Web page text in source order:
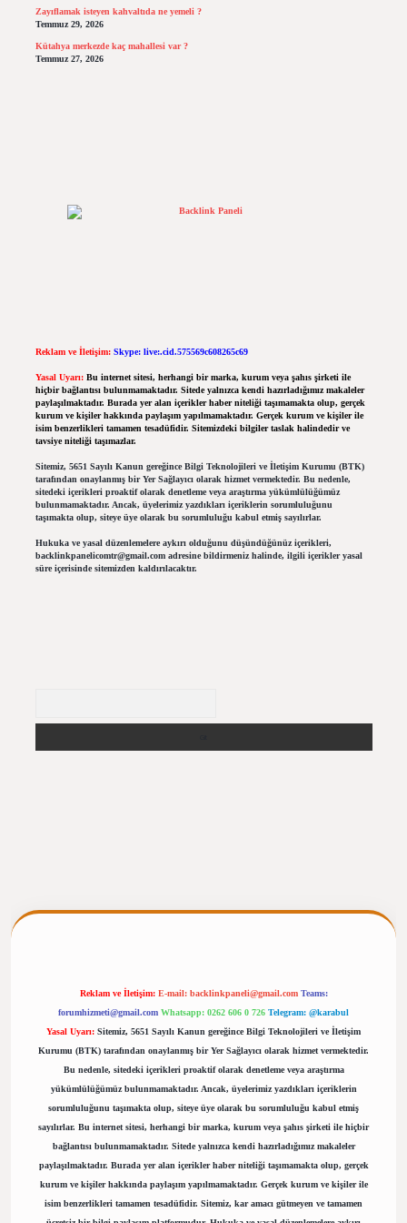
Zayıflamak isteyen kahvaltıda ne yemeli ?
Temmuz 29, 2026
Kütahya merkezde kaç mahallesi var ?
Temmuz 27, 2026
Reklam ve İletişim: Skype: live:.cid.575569c608265c69
Yasal Uyarı: Bu internet sitesi, herhangi bir marka, kurum veya şahıs şirketi ile
hiçbir bağlantısı bulunmamaktadır. Sitede yalnızca kendi hazırladığımız makaleler
paylaşılmaktadır. Burada yer alan içerikler haber niteliği taşımamakta olup, gerçek
kurum ve kişiler hakkında paylaşım yapılmamaktadır. Gerçek kurum ve kişiler ile
isim benzerlikleri tamamen tesadüfidir. Sitemizdeki bilgiler taslak halindedir ve
tavsiye niteliği taşımazlar.
Sitemiz, 5651 Sayılı Kanun gereğince Bilgi Teknolojileri ve İletişim Kurumu (BTK)
tarafından onaylanmış bir Yer Sağlayıcı olarak hizmet vermektedir. Bu nedenle,
sitedeki içerikleri proaktif olarak denetleme veya araştırma yükümlülüğümüz
bulunmamaktadır. Ancak, üyelerimiz yazdıkları içeriklerin sorumluluğunu
taşımakta olup, siteye üye olarak bu sorumluluğu kabul etmiş sayılırlar.
Hukuka ve yasal düzenlemelere aykırı olduğunu düşündüğünüz içerikleri,
backlinkpanelicomtr@gmail.comadresine bildirmeniz halinde, ilgili içerikler yasal
süre içerisinde sitemizden kaldırılacaktır.
Reklam ve İletişim: E-mail: backlinkpaneli@gmail.com Teams:
forumhizmeti@gmail.com Whatsapp: 0262 606 0 726 Telegram: @karabul
Yasal Uyarı: Sitemiz, 5651 Sayılı Kanun gereğince Bilgi Teknolojileri ve İletişim
Kurumu (BTK) tarafından onaylanmış bir Yer Sağlayıcı olarak hizmet vermektedir.
Bu nedenle, sitedeki içerikleri proaktif olarak denetleme veya araştırma
yükümlülüğümüz bulunmamaktadır. Ancak, üyelerimiz yazdıkları içeriklerin
sorumluluğunu taşımakta olup, siteye üye olarak bu sorumluluğu kabul etmiş
sayılırlar. Bu internet sitesi, herhangi bir marka, kurum veya şahıs şirketi ile hiçbir
bağlantısı bulunmamaktadır. Sitede yalnızca kendi hazırladığımız makaleler
paylaşılmaktadır. Burada yer alan içerikler haber niteliği taşımamakta olup, gerçek
kurum ve kişiler hakkında paylaşım yapılmamaktadır. Gerçek kurum ve kişiler ile
isim benzerlikleri tamamen tesadüfidir. Sitemiz, kar amacı gütmeyen ve tamamen